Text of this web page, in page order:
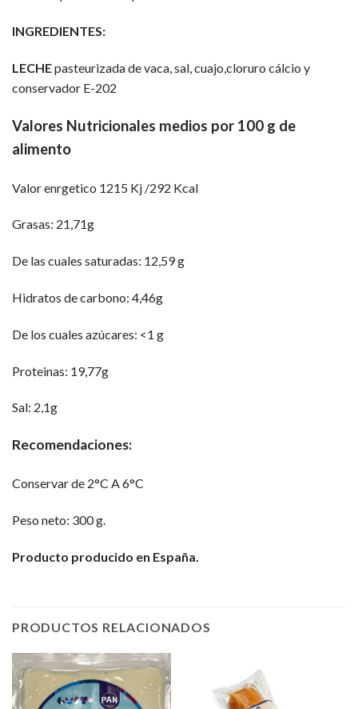
INGREDIENTES:
LECHEpasteurizada de vaca, sal, cuajo,cloruro cálcio y
conservador E-202
Valores Nutricionales medios por 100 g de
alimento
Valor enrgetico 1215 Kj /292 Kcal
Grasas: 21,71g
De las cuales saturadas: 12,59 g
Hidratos de carbono: 4,46g
De los cuales azúcares: <1 g
Proteinas: 19,77g
Sal: 2,1g
Recomendaciones:
Conservar de 2°C A 6°C
Peso neto: 300 g.
Producto producido en España.
PRODUCTOS RELACIONADOS